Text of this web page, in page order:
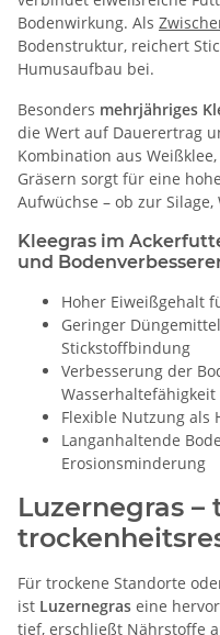
Bodenwirkung. Als
Bodenstruktur, reichert
Humusaufbau bei.
Besonders mehrjähriges
die Wert auf Dauerertrag
Kombination aus
Gräsern sorgt für eine
Aufwüchse – ob zur
Kleegras im
und
Hoher Eiweißgehalt
Geringer
Stickstoffbindung
Verbesserung der
Wasserhaltefähigkeit
Flexible Nutzung als
Langanhaltende
Erosionsminderung
Luzernegras
Für trockene Standorte
ist Luzernegras eine
tief, erschließt Nährstoffe